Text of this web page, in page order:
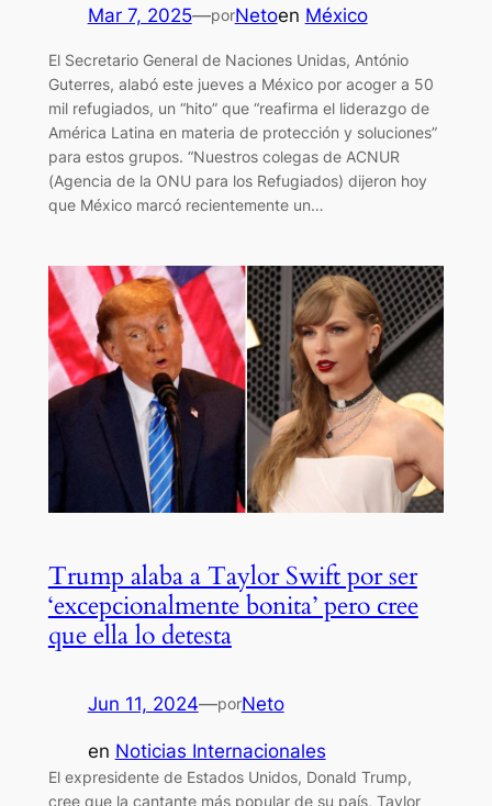
Mar 7, 2025—porNetoen México
El Secretario General de Naciones Unidas, António
Guterres, alabó este jueves a México por acoger a 50
mil refugiados, un “hito” que “reafirma el liderazgo de
América Latina en materia de protección y soluciones”
para estos grupos. “Nuestros colegas de ACNUR
(Agencia de la ONU para los Refugiados) dijeron hoy
que México marcó recientemente un…
Trump alaba a Taylor Swift por ser
‘excepcionalmente bonita’ pero cree
que ella lo detesta
Jun 11, 2024—porNeto
en Noticias Internacionales
El expresidente de Estados Unidos, Donald Trump,
cree que la cantante más popular de su país, Taylor